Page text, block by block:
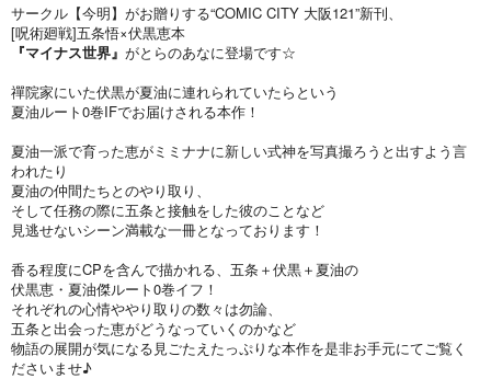
サークル【今明】がお贈りする“COMIC CITY 大阪121”新刊、
[呪術廻戦]五条悟×伏黒恵本
『マイナス世界』 がとらのあなに登場です☆
禪院家にいた伏黒が夏油に連れられていたらという
夏油ルート0巻IFでお届けされる本作！
夏油一派で育った恵がミミナナに新しい式神を写真撮ろうと出すよう言
われたり
夏油の仲間たちとのやり取り、
そして任務の際に五条と接触をした彼のことなど
見逃せないシーン満載な一冊となっております！
香る程度にCPを含んで描かれる、五条＋伏黒＋夏油の
伏黒恵・夏油傑ルート0巻イフ！
それぞれの心情ややり取りの数々は勿論、
五条と出会った恵がどうなっていくのかなど
物語の展開が気になる見ごたえたっぷりな本作を是非お手元にてご覧く
ださいませ♪